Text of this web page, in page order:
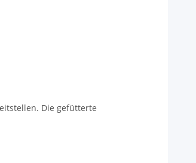
Die gefütterte